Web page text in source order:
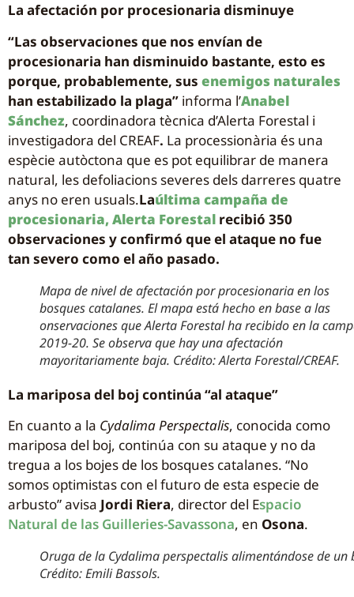
La afectación por procesionaria disminuye
“Las observaciones que nos envían de
procesionaria han disminuido bastante, esto es
porque, probablemente, sus enemigos naturales
han estabilizado la plaga” informa l’Anabel
Sánchez, coordinadora tècnica d’Alerta Forestal i
investigadora del CREAF. La processionària és una
espècie autòctona que es pot equilibrar de manera
natural, les defoliacions severes dels darreres quatre
anys no eren usuals.Laúltima campaña de
procesionaria, Alerta Forestal recibió 350
observaciones y confirmó que el ataque no fue
tan severo como el año pasado.
Mapa de nivel de afectación por procesionaria en los
bosques catalanes. El mapa está hecho en base a las
onservaciones que Alerta Forestal ha recibido en la
2019-20. Se observa que hay una afectación
mayoritariamente baja. Crédito: Alerta Forestal/CREAF.
La mariposa del boj continúa “al ataque”
En cuanto a la Cydalima Perspectalis, conocida como
mariposa del boj, continúa con su ataque y no da
tregua a los bojes de los bosques catalanes. “No
somos optimistas con el futuro de esta especie de
arbusto” avisa Jordi Riera, director del Espacio
Natural de las Guilleries-Savassona, en Osona.
Oruga de la Cydalima perspectalis alimentándose de un
Crédito: Emili Bassols.